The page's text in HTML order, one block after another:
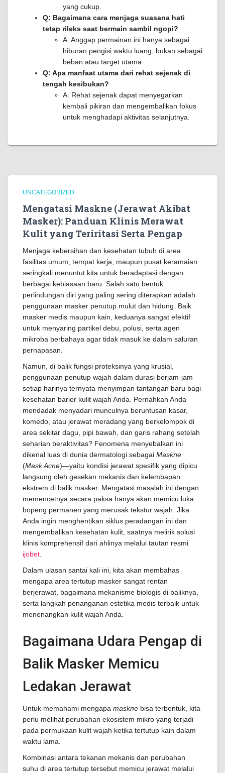
yang cukup.
Q: Bagaimana cara menjaga suasana hati
tetap rileks saat bermain sambil ngopi?
A: Anggap permainan ini hanya sebagai
hiburan pengisi waktu luang, bukan sebagai
beban atau target utama.
Q: Apa manfaat utama dari rehat sejenak di
tengah kesibukan?
A: Rehat sejenak dapat menyegarkan
kembali pikiran dan mengembalikan fokus
untuk menghadapi aktivitas selanjutnya.
UNCATEGORIZED
Mengatasi Maskne (Jerawat Akibat
Masker): Panduan Klinis Merawat
Kulit yang Teriritasi Serta Pengap
Menjaga kebersihan dan kesehatan tubuh di area
fasilitas umum, tempat kerja, maupun pusat keramaian
seringkali menuntut kita untuk beradaptasi dengan
berbagai kebiasaan baru. Salah satu bentuk
perlindungan diri yang paling sering diterapkan adalah
penggunaan masker penutup mulut dan hidung. Baik
masker medis maupun kain, keduanya sangat efektif
untuk menyaring partikel debu, polusi, serta agen
mikroba berbahaya agar tidak masuk ke dalam saluran
pernapasan.
Namun, di balik fungsi proteksinya yang krusial,
penggunaan penutup wajah dalam durasi berjam-jam
setiap harinya ternyata menyimpan tantangan baru bagi
kesehatan barier kulit wajah Anda. Pernahkah Anda
mendadak menyadari munculnya beruntusan kasar,
komedo, atau jerawat meradang yang berkelompok di
area sekitar dagu, pipi bawah, dan garis rahang setelah
seharian beraktivitas? Fenomena menyebalkan ini
dikenal luas di dunia dermatologi sebagai Maskne
(Mask Acne)—yaitu kondisi jerawat spesifik yang dipicu
langsung oleh gesekan mekanis dan kelembapan
ekstrem di balik masker. Mengatasi masalah ini dengan
memencetnya secara paksa hanya akan memicu luka
bopeng permanen yang merusak tekstur wajah. Jika
Anda ingin menghentikan siklus peradangan ini dan
mengembalikan kesehatan kulit, saatnya melirik solusi
klinis komprehensif dari ahlinya melalui tautan resmi
ijobet
Dalam ulasan santai kali ini, kita akan membahas
mengapa area tertutup masker sangat rentan
berjerawat, bagaimana mekanisme biologis di baliknya,
serta langkah penanganan estetika medis terbaik untuk
menenangkan kulit wajah Anda.
Bagaimana Udara Pengap di
Balik Masker Memicu
Ledakan Jerawat
Untuk memahami mengapa maskne bisa terbentuk, kita
perlu melihat perubahan ekosistem mikro yang terjadi
pada permukaan kulit wajah ketika tertutup kain dalam
waktu lama.
Kombinasi antara tekanan mekanis dan perubahan
suhu di area tertutup tersebut memicu jerawat melalui